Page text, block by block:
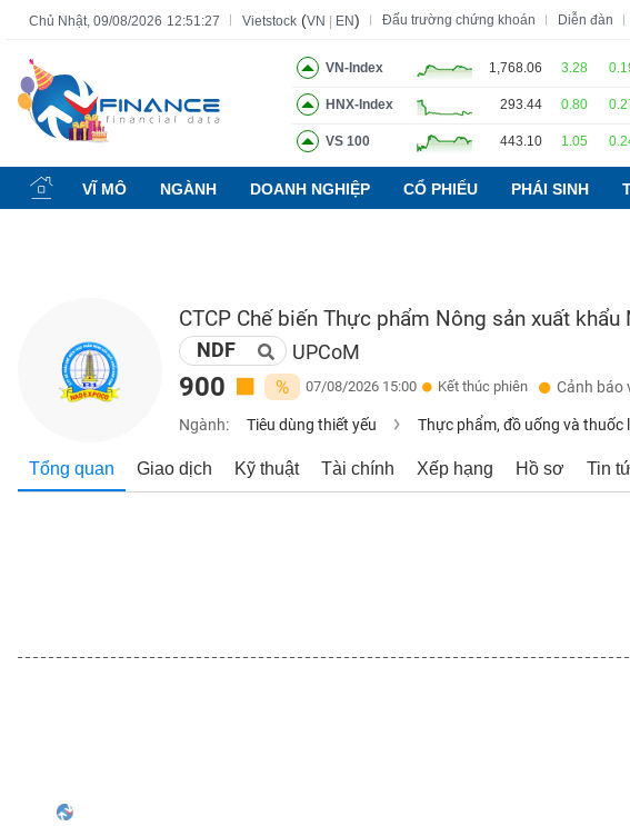
Chủ Nhật, 09/08/2026 12:51:28 Vietstock (VN EN) Đấu trường chứng khoán Diễn đàn
VN-Index 1,768.06 3.28
HNX-Index 293.44 0.80
VS 100 443.10 1.05
VĨ MÔ NGÀNH DOANH NGHIỆP CỔ PHIẾU PHÁI SINH
CTCP Chế biến Thực phẩm Nông sản xuất
NDF UPCoM
900 % 07/08/2026 15:00 Kết thúc phiên Cảnh báo
Ngành: Tiêu dùng thiết yếu Thực phẩm, đồ uống và thuốc
Tổng quan Giao dịch Kỹ thuật Tài chính Xếp hạng Hồ sơ Tin
Tất cả Tính năng Ngành Mã chứng khoán Lãnh đạo
Tính
năng
(-)
CHỨNG
KHOÁN
NGHIỆP